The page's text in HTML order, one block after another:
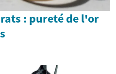
: pureté de l'or